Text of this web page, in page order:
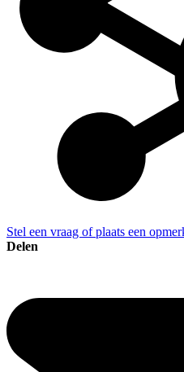
Stel een vraag of plaats een
Delen